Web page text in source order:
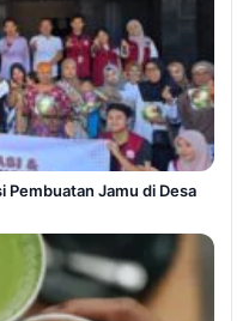
Pembuatan Jamu di Desa